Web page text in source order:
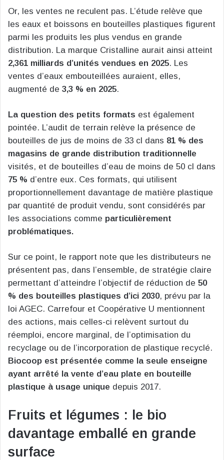
Or, les ventes ne reculent pas. L’étude relève que
les eaux et boissons en bouteilles plastiques figurent
parmi les produits les plus vendus en grande
distribution. La marque Cristalline aurait ainsi atteint
2,361 milliards d’unités vendues en 2025. Les
ventes d’eaux embouteillées auraient, elles,
augmenté de 3,3 % en 2025.
La question des petits formats est également
pointée. L’audit de terrain relève la présence de
bouteilles de jus de moins de 33 cl dans 81 % des
magasins de grande distribution traditionnelle
visités, et de bouteilles d’eau de moins de 50 cl dans
75 % d’entre eux. Ces formats, qui utilisent
proportionnellement davantage de matière plastique
par quantité de produit vendu, sont considérés par
les associations comme particulièrement
problématiques.
Sur ce point, le rapport note que les distributeurs ne
présentent pas, dans l’ensemble, de stratégie claire
permettant d’atteindre l’objectif de réduction de 50
% des bouteilles plastiques d’ici 2030, prévu par la
loi AGEC. Carrefour et Coopérative U mentionnent
des actions, mais celles-ci relèvent surtout du
réemploi, encore marginal, de l’optimisation du
recyclage ou de l’incorporation de plastique recyclé.
Biocoop est présentée comme la seule enseigne
ayant arrêté la vente d’eau plate en bouteille
plastique à usage unique depuis 2017.
Fruits et légumes : le bio
davantage emballé en grande
surface